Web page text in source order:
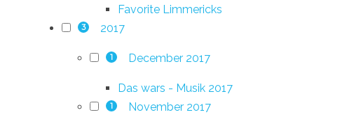
Favorite Limmericks
3 2017
1 December 2017
Das wars - Musik 2017
1 November 2017